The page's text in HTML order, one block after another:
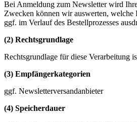
Bei Anmeldung zum Newsletter wird
Zwecken können wir auswerten,
ggf. im Verlauf des Bestellprozesses
(2) Rechtsgrundlage
Rechtsgrundlage für diese Verarbeitung
(3) Empfängerkategorien
ggf. Newsletterversandanbieter
(4) Speicherdauer